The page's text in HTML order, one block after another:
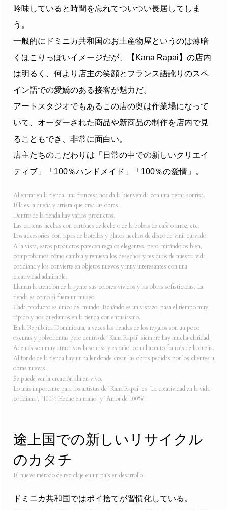
吟味していると時間を忘れてついつい長居してしま
う。
一般的にドミニカ共和国のお土産物屋というのは薄暗
くほこりっぽいイメージだが、【Kana Rapai】の店内
は明るく、何より店主の笑顔とフランス語訛りのスペ
イン語での愛嬌のある接客が魅力だ。
アートスタジオでもあるこの店の奥は作業場になって
いて、オーダーされた商品や新商品の制作を店内で見
ることもでき、非常に面白い。
店主たちのこだわりは「日常の中での新しいクリエイ
ティブ」「100％ハンドメイド」「100％の愛情」。
Al entrar en la tienda, una francesa nos da la bienvenida con una tierna sonrisa.
Ella es la dueña y artista que crea las obras.
Dentro de la tienda hay varios productos.
Las carteras hechas con cartónes de leche o de la bolsas de café o arroz, etc.
Los accesorios con tapas de botellas y platos hechos de disco de vinil curvado.
A la vista, estos productos parecen regalos elegantes, pero, mirándolos bien,
comprobamos cómo cambia y renueva los desechos y residuos de nuestra vida
cotidiana y los convierte en objetos nuevos y muy interesantes con una
creatividad admirable.
Llaman la atención de la gente sus colores vívidos y las obras sofisticadas. La
tienda es como si fuera un museo.
Cada producto es único del mundo. Echándoles un vistazo, pasa el tiempo muy
rápido y nos quedamos en la tienda con entusiasmo.
En la República Dominicana, a veces las tiendas de los regalos son un poco
oscuras y polvorientas pero dentro de ¨Kana Rapai¨ siempre hay mucha claridad.
Además son muy atractivos la sonrisa y español con el acento francés de la dueña.
Al fondo de la tienda hay un taller donde crean las obras pedidas por los clientes u
obras nuevas.
Se puede ver la creación ahí en vivo.
Lo más importante para los artistas de ¨Kana Rapai¨ es ¨La creatividad en la vida
cotidiana¨, ¨100% Hecho en mano¨ y ¨Amor de 100%¨.
途上国での新しいリサイクル
のカタチ
El nuevo método de reciclaje en un país en desarrollo
ドミニカ共和国ではポイ捨てが習慣化している。